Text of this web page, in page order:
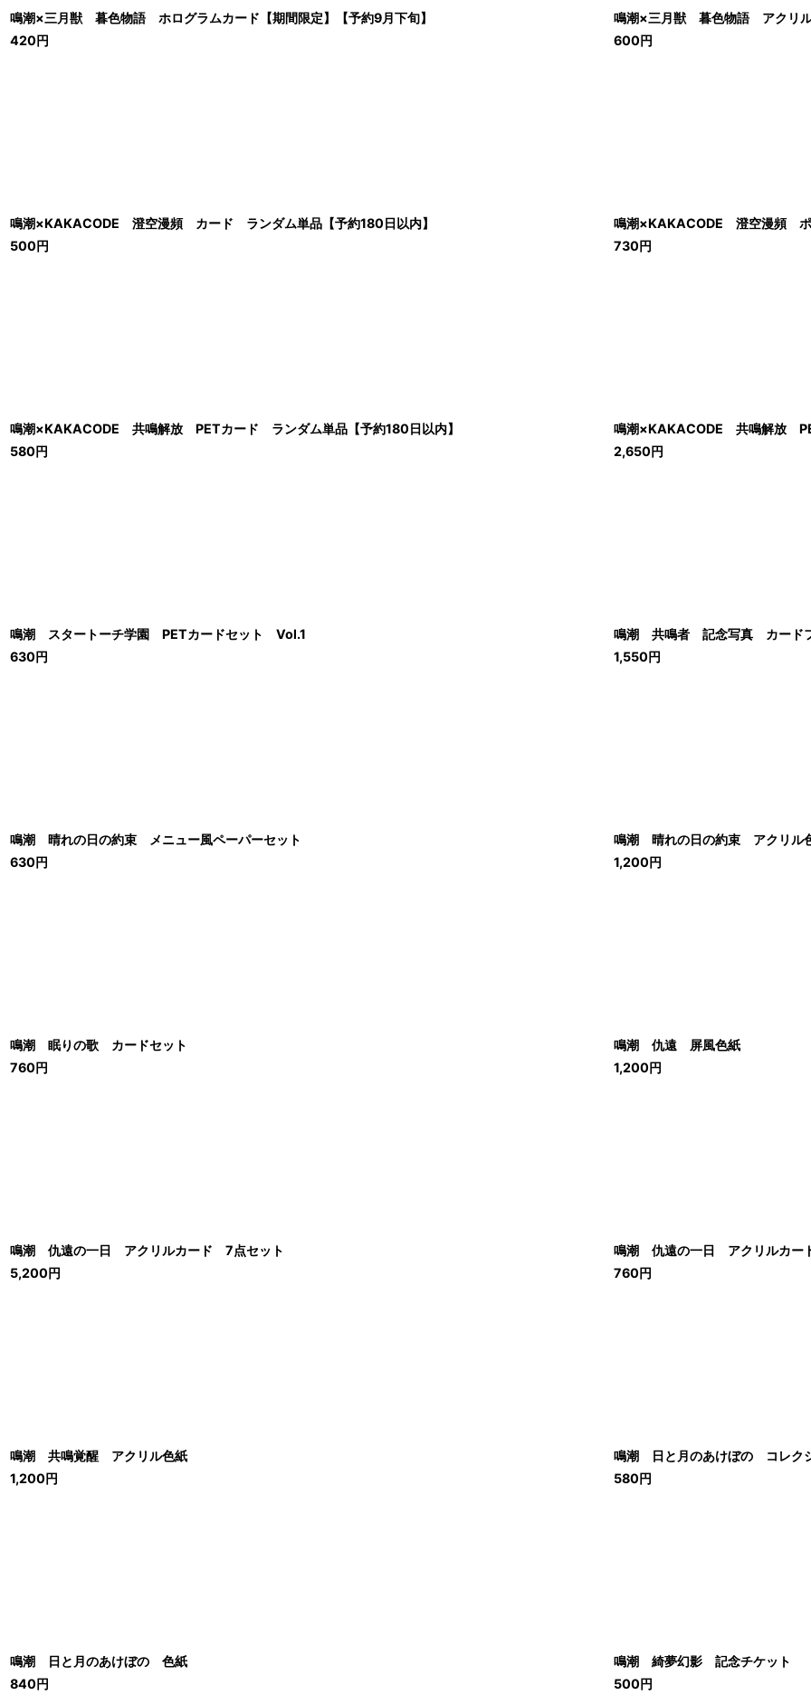
鳴潮×三月獣 暮色物語 ホログラムカード【期間限定】【予約9月下旬】
420円
鳴潮×三月獣 暮色物語 アクリル
600円
鳴潮×KAKACODE 澄空漫頻 カード ランダム単品【予約180日以内】
500円
鳴潮×KAKACODE 澄空漫頻 ポ
730円
鳴潮×KAKACODE 共鳴解放 PETカード ランダム単品【予約180日以内】
580円
鳴潮×KAKACODE 共鳴解放
2,650円
鳴潮 スタートーチ学園 PETカードセット Vol.1
630円
鳴潮 共鳴者 記念写真 カード
1,550円
鳴潮 晴れの日の約束 メニュー風ペーパーセット
630円
鳴潮 晴れの日の約束 アクリル
1,200円
鳴潮 眠りの歌 カードセット
760円
鳴潮 仇遠 屏風色紙
1,200円
鳴潮 仇遠の一日 アクリルカード 7点セット
5,200円
鳴潮 仇遠の一日 アクリルカー
760円
鳴潮 共鳴覚醒 アクリル色紙
1,200円
鳴潮 日と月のあけぼの コレク
580円
鳴潮 日と月のあけぼの 色紙
840円
鳴潮 綺夢幻影 記念チケット
500円